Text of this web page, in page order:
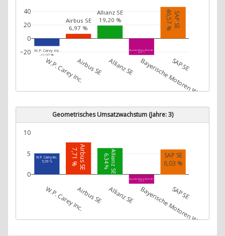
W.P. Carey Inc.
-11,07 %
Airbus SE
6,97 %
Allianz SE
19,20 %
Bayerische Motoren Werke AG
-24,21 %
SAP SE
46,57 %
W.P. Carey Inc.Airbus SE Allianz SE Bayerische Motoren Werke AG
SAP SE
−20
0
20
40
Geometrisches Umsatzwachstum (Jahre: 3)
W.P. Carey Inc.
5,09 % Airbus SE
7,71 % Allianz SE
6,34 %
Bayerische Motoren Werke AG
-2,19 %
SAP SE
6,03 %
W.P. Carey Inc.Airbus SE Allianz SE Bayerische Motoren Werke AG
SAP SE
0
5
10